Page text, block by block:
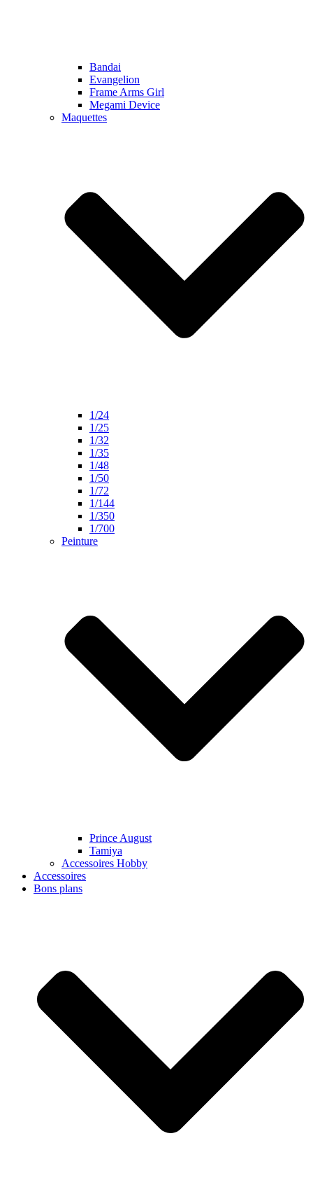
Bandai
Evangelion
Frame Arms Girl
Megami Device
Maquettes
1/24
1/25
1/32
1/35
1/48
1/50
1/72
1/144
1/350
1/700
Peinture
Prince August
Tamiya
Accessoires Hobby
Accessoires
Bons plans